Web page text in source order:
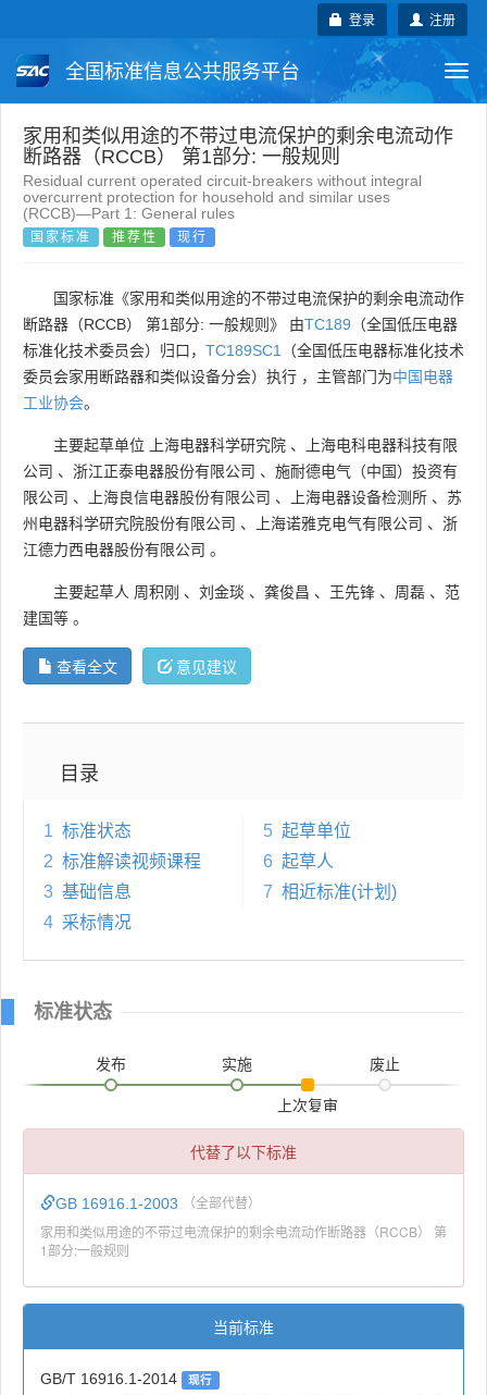
注册
登录
全国标准信息公共服务平台
国家标准 行业标准 地方标准
团体标准 企业标准 国际标准
国外标准 技术委员会
家用和类似用途的不带过电流保护的剩余电流动作
断路器（RCCB） 第1部分: 一般规则
Residual current operated circuit-breakers without integral
overcurrent protection for household and similar uses
(RCCB)―Part 1: General rules
国家标准 推荐性 现行
国家标准《家用和类似用途的不带过电流保护的剩余电流动作
断路器（RCCB） 第1部分: 一般规则》 由TC189 （全国低压电器
标准化技术委员会）归口， TC189SC1
（全国低压电器标准化技术
委员会家用断路器和类似设备分会）执行 ，主管部门为中国电器
工业协会。
主要起草单位 上海电器科学研究院 、
上海电科电器科技有限
公司 、 浙江正泰电器股份有限公司 、 施耐德电气（中国）投资有
限公司 、 上海良信电器股份有限公司 、 上海电器设备检测所 、 苏
州电器科学研究院股份有限公司 、 上海诺雅克电气有限公司 、 浙
江德力西电器股份有限公司 。
主要起草人 周积刚 、 刘金琰 、 龚俊昌 、 王先锋 、 周磊 、 范
建国等 。
查看全文 意见建议
目录
1 标准状态
2 标准解读视频课程
3 基础信息
4 采标情况
5 起草单位
6 起草人
7 相近标准(计划)
标准状态
发布 实施
上次复审
废止
代替了以下标准
GB 16916.1-2003 （全部代替）
家用和类似用途的不带过电流保护的剩余电流动作断路器（RCCB） 第
1部分:一般规则
当前标准
GB/T 16916.1-2014 现行